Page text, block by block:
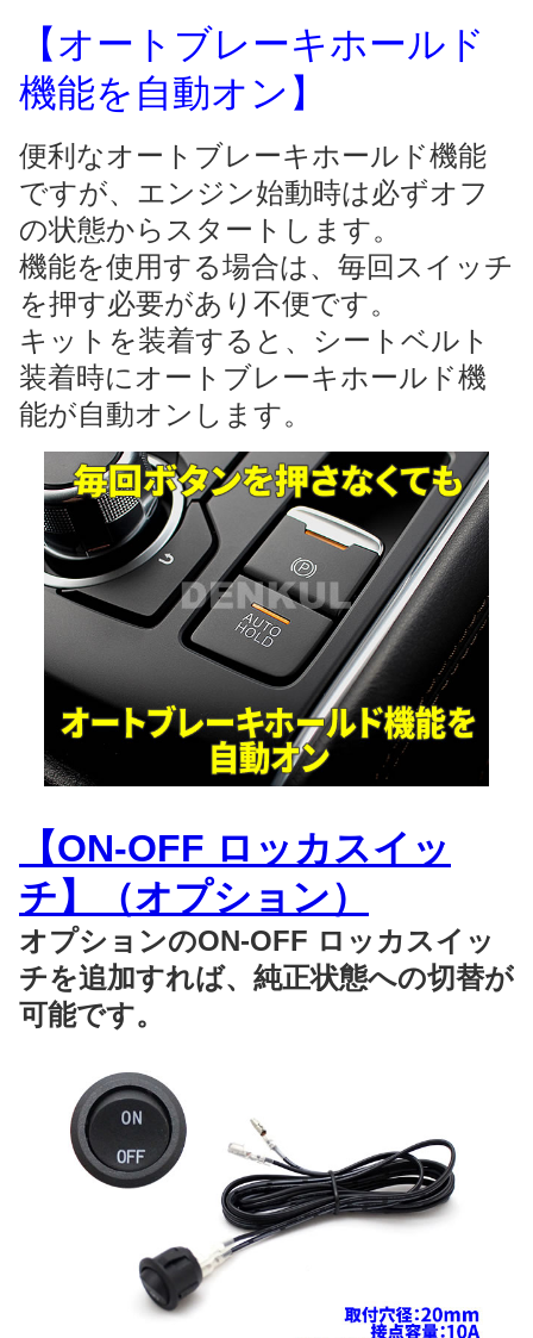
【オートブレーキホールド
機能を自動オン】
便利なオートブレーキホールド機能
ですが、エンジン始動時は必ずオフ
の状態からスタートします。
機能を使用する場合は、毎回スイッチ
を押す必要があり不便です。
キットを装着すると、シートベルト
装着時にオートブレーキホールド機
能が自動オンします。
【ON-OFF ロッカスイッ
チ】（オプション）
オプションのON-OFF ロッカスイッ
チを追加すれば、純正状態への切替が
可能です。